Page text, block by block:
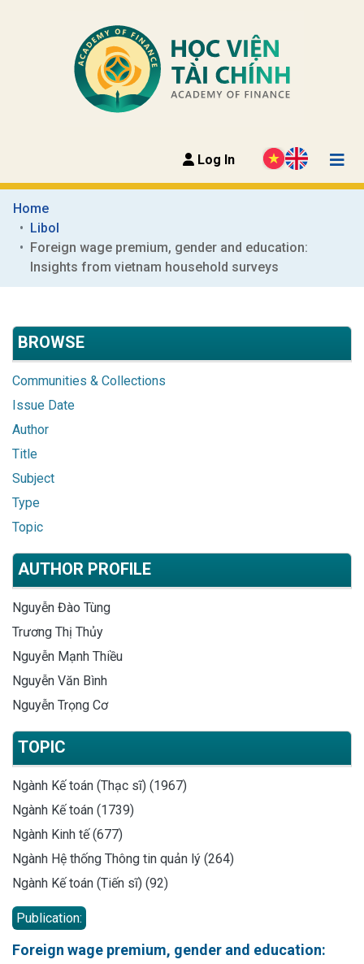
Log In
Home
Libol
Foreign wage premium, gender and education:
Insights from vietnam household surveys
BROWSE
Communities & Collections
Issue Date
Author
Title
Subject
Type
Topic
AUTHOR PROFILE
Nguyễn Đào Tùng
Trương Thị Thủy
Nguyễn Mạnh Thiều
Nguyễn Văn Bình
Nguyễn Trọng Cơ
TOPIC
Ngành Kế toán (Thạc sĩ) (1967)
Ngành Kế toán (1739)
Ngành Kinh tế (677)
Ngành Hệ thống Thông tin quản lý (264)
Ngành Kế toán (Tiến sĩ) (92)
Publication:
Foreign wage premium, gender and education: